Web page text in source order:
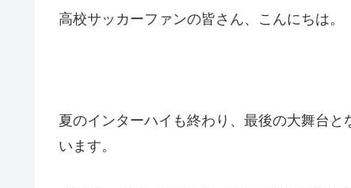
高校サッカーファンの皆さん、こんにちは。
夏のインターハイも終わり、最後の大舞台
います。